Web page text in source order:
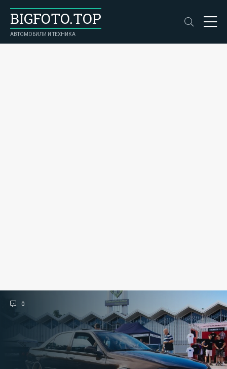
BIGFOTO.TOP
АВТОМОБИЛИ И ТЕХНИКА
0